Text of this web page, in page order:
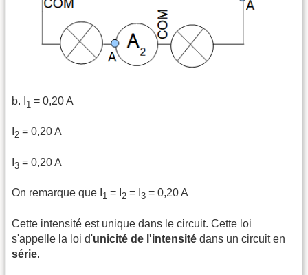
b. I 1 = 0,20 A
2 = 0,20 A
3 = 0,20 A
On remarque que I 1 = I 2 = I 3 = 0,20 A
Cette intensité est unique dans le circuit. Cette loi
s'appelle la loi d'unicité de l'intensité dans un circuit en
série.